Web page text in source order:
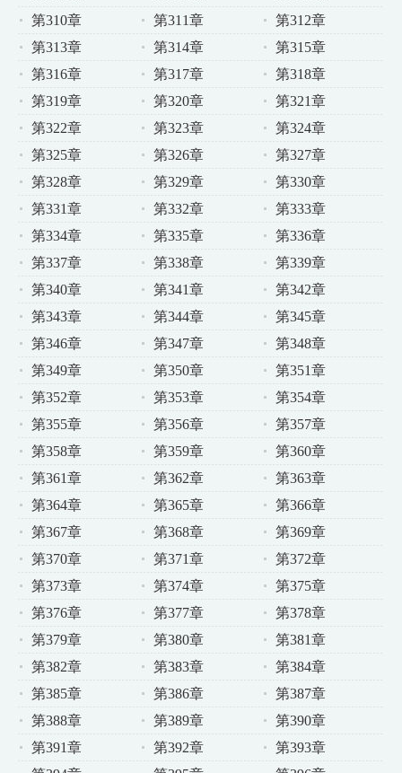
第310章
第311章
第312章
第313章
第314章
第315章
第316章
第317章
第318章
第319章
第320章
第321章
第322章
第323章
第324章
第325章
第326章
第327章
第328章
第329章
第330章
第331章
第332章
第333章
第334章
第335章
第336章
第337章
第338章
第339章
第340章
第341章
第342章
第343章
第344章
第345章
第346章
第347章
第348章
第349章
第350章
第351章
第352章
第353章
第354章
第355章
第356章
第357章
第358章
第359章
第360章
第361章
第362章
第363章
第364章
第365章
第366章
第367章
第368章
第369章
第370章
第371章
第372章
第373章
第374章
第375章
第376章
第377章
第378章
第379章
第380章
第381章
第382章
第383章
第384章
第385章
第386章
第387章
第388章
第389章
第390章
第391章
第392章
第393章